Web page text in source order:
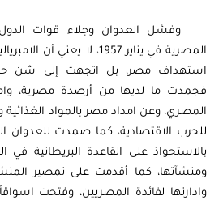
وفشل العدوان وجلاء قوات الدول
المصرية في يناير 1957، لا يعني
استهداف مصر، بل اتجهت إلى شن
فجمدت ما لديها من أرصدة مصرية،
المصري، وعن امداد مصر بالمواد الغذائية
للحرب الاقتصادية، كما صمدت للعدوان
بالاستحواذ على القاعدة البريطانية في
ومنشآتها، كما أقدمت على تمصير
وادارتها لفائدة المصريين، وفتحت اسواقاً